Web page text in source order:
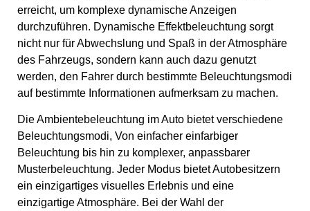
erreicht, um komplexe dynamische Anzeigen
durchzuführen. Dynamische Effektbeleuchtung sorgt
nicht nur für Abwechslung und Spaß in der Atmosphäre
des Fahrzeugs, sondern kann auch dazu genutzt
werden, den Fahrer durch bestimmte Beleuchtungsmodi
auf bestimmte Informationen aufmerksam zu machen.
Die Ambientebeleuchtung im Auto bietet verschiedene
Beleuchtungsmodi, Von einfacher einfarbiger
Beleuchtung bis hin zu komplexer, anpassbarer
Musterbeleuchtung. Jeder Modus bietet Autobesitzern
ein einzigartiges visuelles Erlebnis und eine
einzigartige Atmosphäre. Bei der Wahl der